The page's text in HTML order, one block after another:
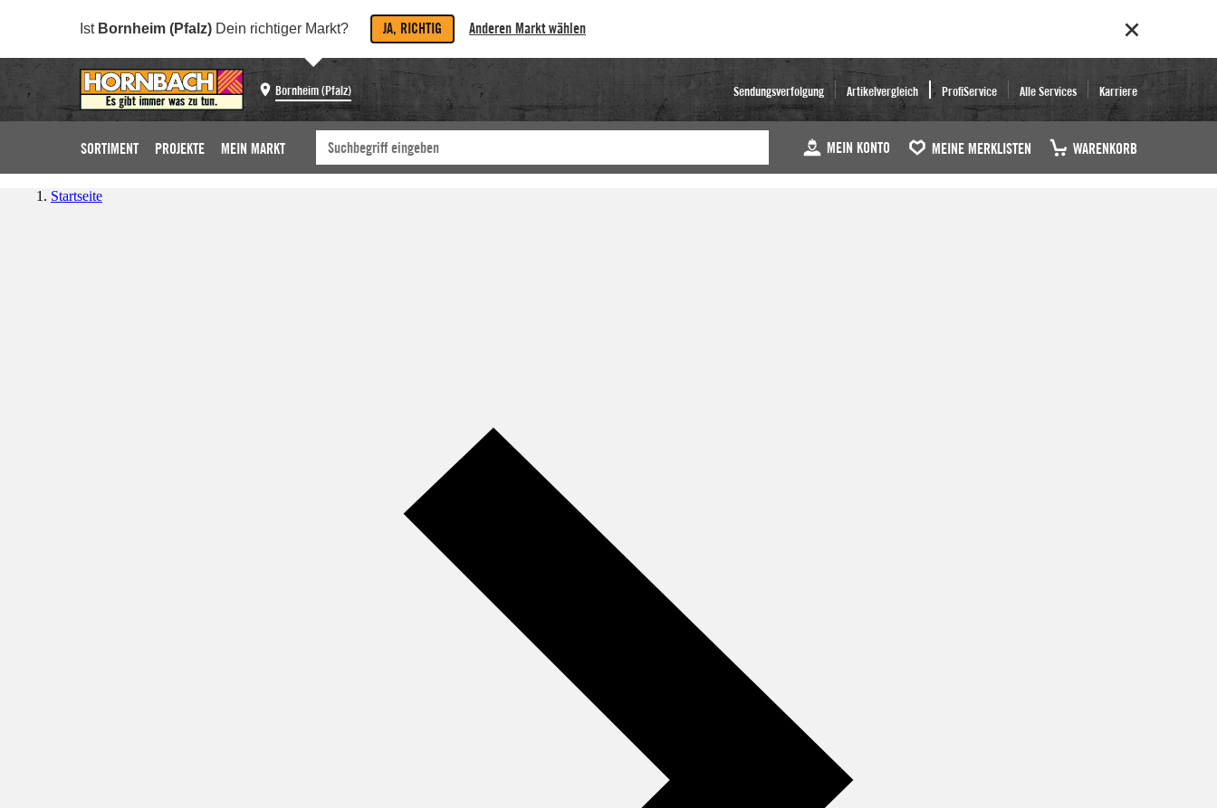
Ist Bornheim (Pfalz) Dein richtiger Markt? JA, RICHTIG Anderen Markt wählen
Bornheim (Pfalz) Sendungsverfolgung Artikelvergleich ProfiService Alle Services Karriere
SORTIMENT PROJEKTE MEIN MARKT MEIN KONTO MEINE MERKLISTEN WARENKORB
Startseite